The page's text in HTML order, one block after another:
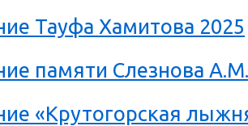
Тауфа Хамитова 2025
памяти Слезнова
«Крутогорская